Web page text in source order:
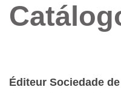
Éditeur Sociedade